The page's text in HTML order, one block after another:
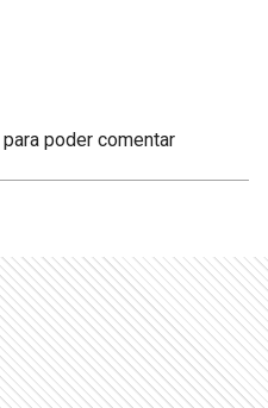
para poder comentar